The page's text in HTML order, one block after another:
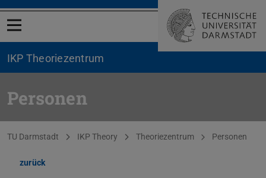
Menü öffnen
IKP Theoriezentrum
Personen
Sie befinden sich hier:
TU Darmstadt IKP Theory Theoriezentrum Personen
zurück